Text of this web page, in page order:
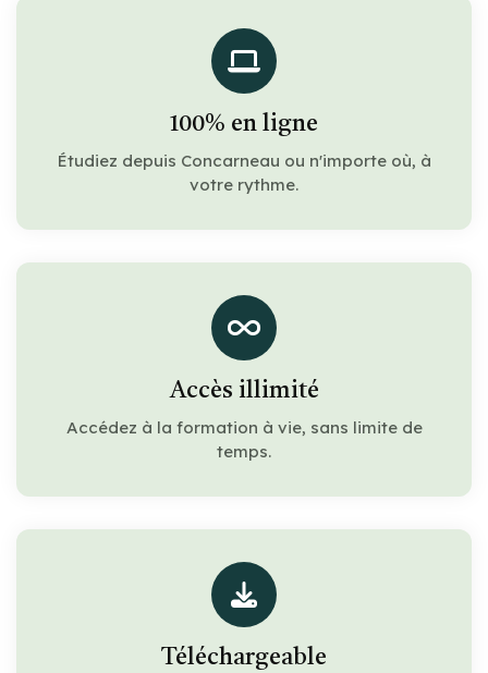
100% en ligne
Étudiez depuis Concarneau ou n'importe où, à
votre rythme.
Accès illimité
Accédez à la formation à vie, sans limite de
temps.
Téléchargeable